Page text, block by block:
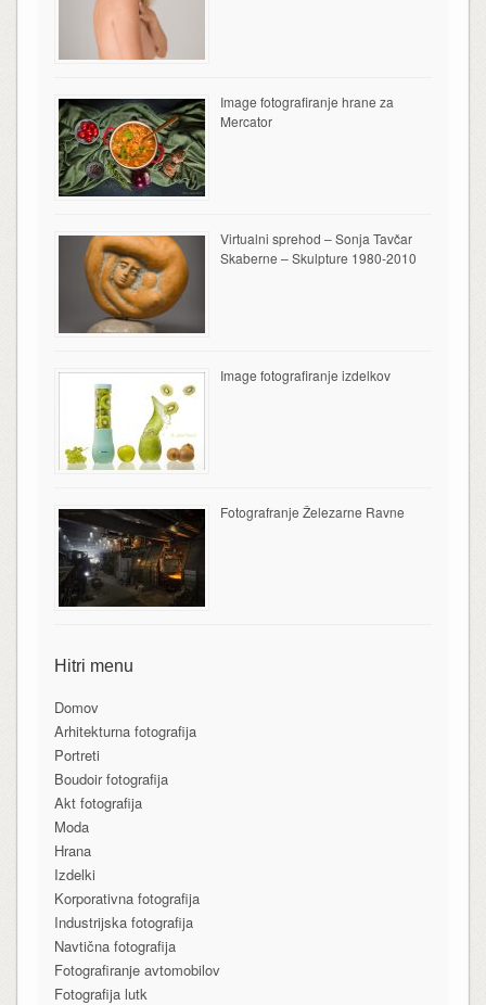
Image fotografiranje hrane za
Mercator
Virtualni sprehod – Sonja Tavčar
Skaberne – Skulpture 1980-2010
Image fotografiranje izdelkov
Fotografranje Železarne Ravne
Hitri menu
Domov
Arhitekturna fotografija
Portreti
Boudoir fotografija
Akt fotografija
Moda
Hrana
Izdelki
Korporativna fotografija
Industrijska fotografija
Navtična fotografija
Fotografiranje avtomobilov
Fotografija lutk